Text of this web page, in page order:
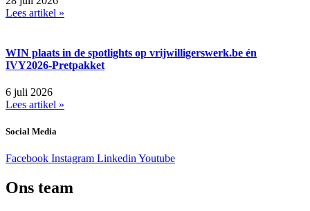
Lees artikel »
WIN plaats in de spotlights op vrijwilligerswerk.be én
IVY2026-Pretpakket
6 juli 2026
Lees artikel »
Social Media
Facebook Instagram Linkedin Youtube
Ons team